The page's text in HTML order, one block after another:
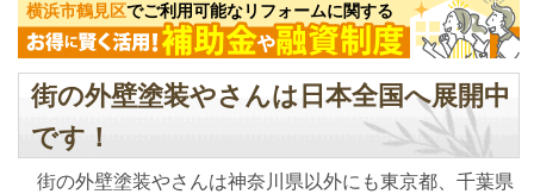
横浜市鶴見区でご利用可能なリフォームに関する
街の外壁塗装やさんは日本全国へ展開中
です！
街の外壁塗装やさんは神奈川県以外にも東京都、千葉県